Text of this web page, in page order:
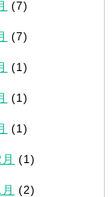
(7)
(7)
(1)
(1)
(1)
(1)
(2)